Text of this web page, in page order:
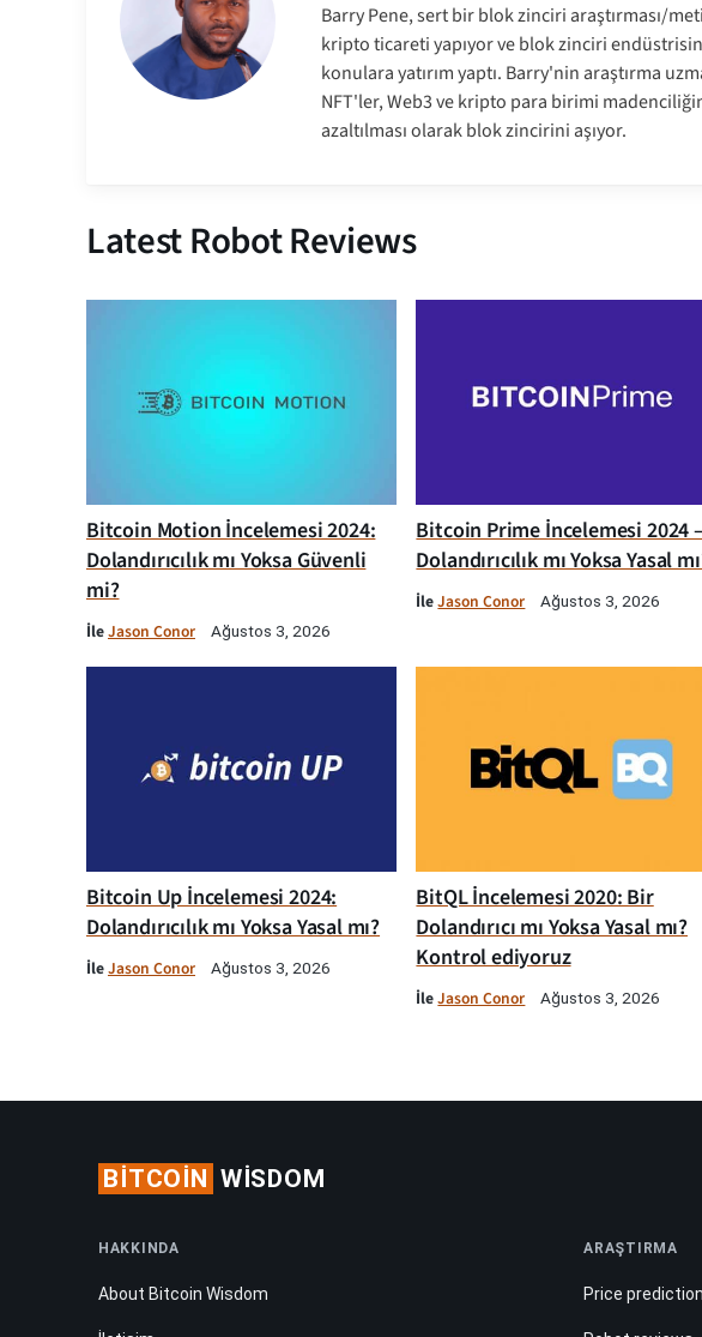
Barry Pene, sert bir blok zinciri araştırması/
kripto ticareti yapıyor ve blok zinciri
konulara yatırım yaptı. Barry'nin araştırma
NFT'ler, Web3 ve kripto para birimi
azaltılması olarak blok zincirini aşıyor.
Latest Robot Reviews
Bitcoin Motion İncelemesi 2024:
Dolandırıcılık mı Yoksa Güvenli
mi?
İleJason Conor Ağustos 3, 2026
Bitcoin Prime İncelemesi 2024 –
Dolandırıcılık mı Yoksa Yasal
İleJason Conor Ağustos 3, 2026
Bitcoin Up İncelemesi 2024:
Dolandırıcılık mı Yoksa Yasal mı?
İleJason Conor Ağustos 3, 2026
BitQL İncelemesi 2020: Bir
Dolandırıcı mı Yoksa Yasal mı?
Kontrol ediyoruz
İleJason Conor Ağustos 3, 2026
BITCOIN WISDOM
HAKKINDA
About Bitcoin Wisdom
ARAŞTIRMA
Price